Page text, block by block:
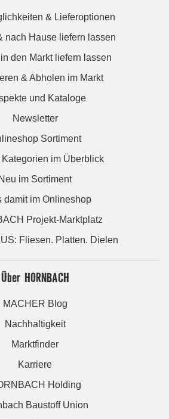
& Lieferoptionen
nach Hause liefern lassen
den Markt liefern lassen
& Abholen im Markt
und Kataloge
Newsletter
Sortiment
im Überblick
Neu im Sortiment
damit im Onlineshop
Projekt-Marktplatz
Fliesen. Platten. Dielen
Über HORNBACH
MACHER Blog
Nachhaltigkeit
Marktfinder
Karriere
Holding
Baustoff Union